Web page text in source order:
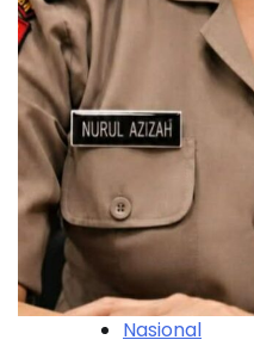
Nasional